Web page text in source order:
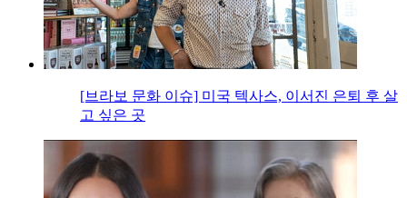
[브라보 문화 이슈] 미국 텍사스, 이서진 은퇴 후 살
고 싶은 곳